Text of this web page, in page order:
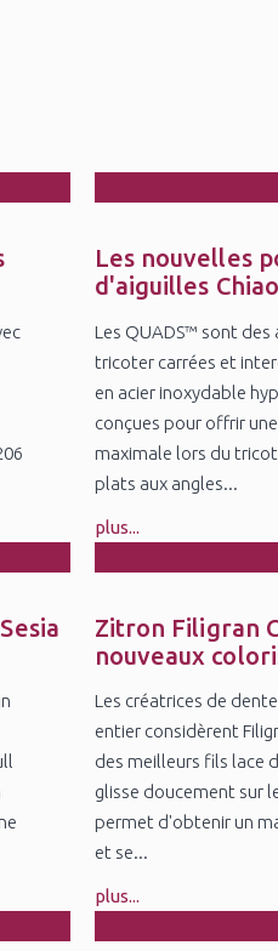
Jun
Les nouvelles
d'aiguilles
Les QUADS™ sont des
tricoter carrées et
en acier inoxydable
conçues pour offrir
maximale lors du
plats aux angles...
plus...
Feb
Zitron Filigran
nouveaux
Les créatrices de
entier considèrent
des meilleurs fils lace
glisse doucement sur
permet d'obtenir un
et se...
plus...